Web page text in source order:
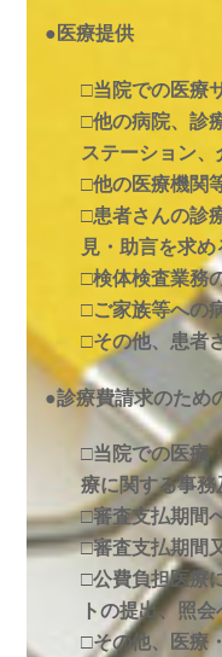
●医療提供
□当院での医療
□他の病院、診
ステーション
□他の医療機関
□患者さんの診
見・助言を求め
□検体検査業務
□ご家族等への
□その他、患者
●診療費請求のため
□当院での医療
療に関する事
□審査支払期間
□審査支払期間
□公費負担医療
トの提出、照
□その他、医療